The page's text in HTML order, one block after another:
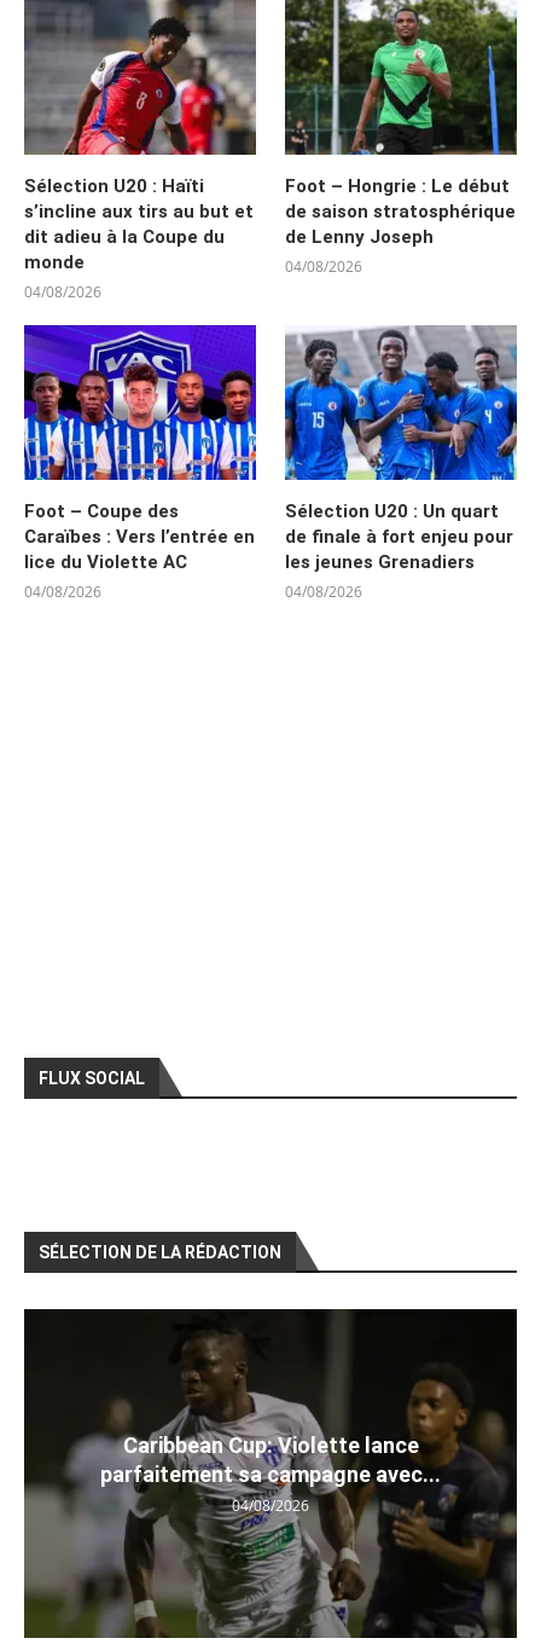
Sélection U20 : Haïti
s’incline aux tirs au but et
dit adieu à la Coupe du
monde
04/08/2026
Foot – Hongrie : Le début
de saison stratosphérique
de Lenny Joseph
04/08/2026
Foot – Coupe des
Caraïbes : Vers l’entrée en
lice du Violette AC
04/08/2026
Sélection U20 : Un quart
de finale à fort enjeu pour
les jeunes Grenadiers
04/08/2026
FLUX SOCIAL
SÉLECTION DE LA RÉDACTION
Caribbean Cup: Violette lance
parfaitement sa campagne avec...
04/08/2026